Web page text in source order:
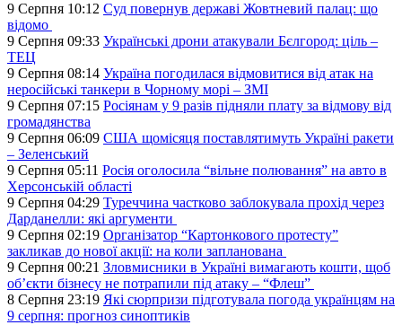
9 Серпня 10:12 Суд повернув державі Жовтневий палац: що
відомо
9 Серпня 09:33 Українські дрони атакували Бєлгород: ціль –
ТЕЦ
9 Серпня 08:14 Україна погодилася відмовитися від атак на
неросійські танкери в Чорному морі – ЗМІ
9 Серпня 07:15 Росіянам у 9 разів підняли плату за відмову від
громадянства
9 Серпня 06:09 США щомісяця поставлятимуть Україні ракети
– Зеленський
9 Серпня 05:11 Росія оголосила “вільне полювання” на авто в
Херсонській області
9 Серпня 04:29 Туреччина частково заблокувала прохід через
Дарданелли: які аргументи
9 Серпня 02:19 Організатор “Картонкового протесту”
закликав до нової акції: на коли запланована
9 Серпня 00:21 Зловмисники в Україні вимагають кошти, щоб
об’єкти бізнесу не потрапили під атаку – “Флеш”
8 Серпня 23:19 Які сюрпризи підготувала погода українцям на
9 серпня: прогноз синоптиків